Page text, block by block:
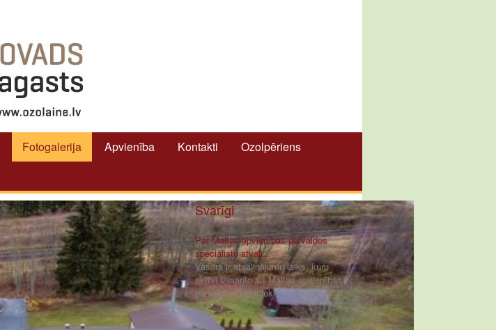
Fotogalerija Apvienība Kontakti
Ozolpēriens
Svarīgi
Par Maltas apvienības pārvaldes
speciālistu atvaļi...
Vasara ir atvaļinājumu laiks, kuru
aktīvi izmanto arī Maltas apvienības
pārvaldes darbinieki [ ... ]